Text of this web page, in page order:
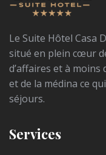
Le Suite Hôtel Casa
situé en plein cœur
d’affaires et à moins
et de la médina ce
séjours.
Services